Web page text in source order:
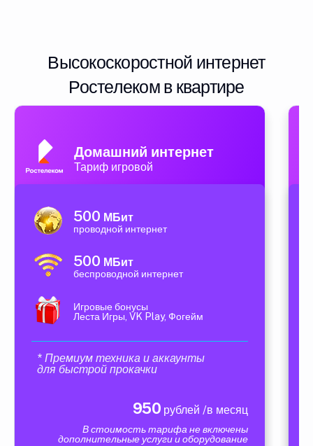
Высокоскоростной интернет
Ростелеком в квартире
Домашний интернет
Тариф игровой
500 МБит
проводной интернет
500 МБит
беспроводной интернет
Игровые бонусы
Леста Игры, VK Play, Фогейм
* Премиум техника и аккаунты
для быстрой прокачки
950 рублей /в месяц
В стоимость тарифа не включены
дополнительные услуги и оборудование